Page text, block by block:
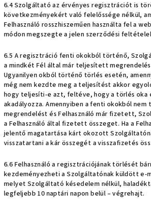
6.4 Szolgáltató az érvényes regisztrációt is
következményekért való felelőssége nélkül,
Felhasználó rosszhiszeműen használta fel a
módon megszegte a jelen szerződési
6.5 A regisztráció fenti okokból történő,
a mindkét Fél által már teljesített
Ugyanilyen okból történő törlés esetén,
még nem kezdte meg a teljesítést akkor
hogy teljesíti-e azt, feltéve, hogy a törlés oka
akadályozza. Amennyiben a fenti okokból nem
megrendelést és Felhasználó már fizetett,
a Felhasználó által fizetett összeget. Ha a
jelentő magatartása kárt okozott
visszatartani a kár összegét a visszafizetés
6.6 Felhasználó a regisztrációjának törlését
kezdeményezheti a Szolgáltatónak küldött e-
melyet Szolgáltató késedelem nélkül,
legfeljebb 10 naptári napon belül – végrehajt.